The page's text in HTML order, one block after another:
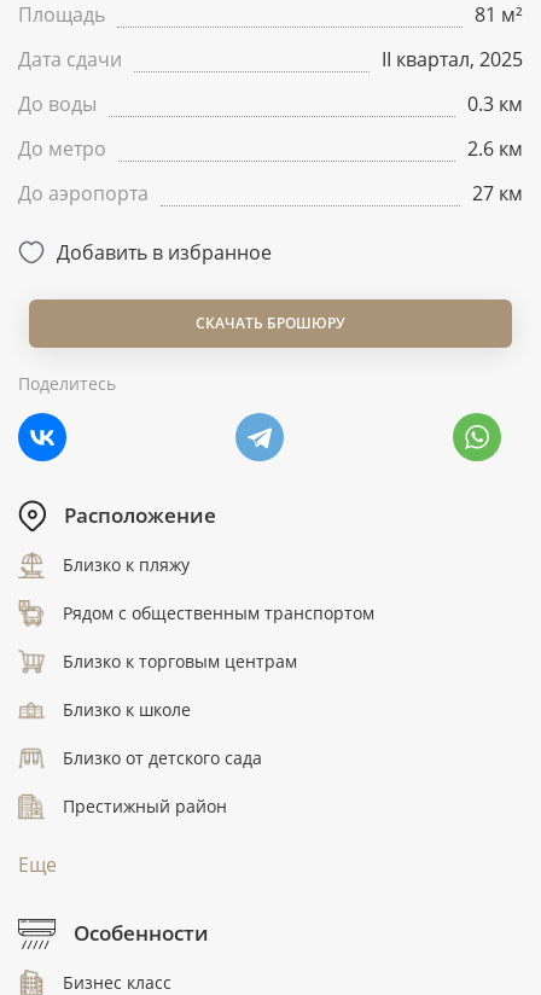
Площадь
81 м²
Дата сдачи
II квартал, 2025
До воды
0.3 км
До метро
2.6 км
До аэропорта
27 км
Добавить в избранное
СКАЧАТЬ БРОШЮРУ
Поделитесь
Расположение
Близко к пляжу
Рядом с общественным транспортом
Близко к торговым центрам
Близко к школе
Близко от детского сада
Престижный район
Еще
Особенности
Бизнес класс